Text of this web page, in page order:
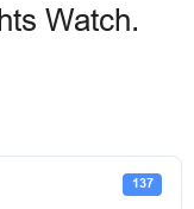
Watch.
137